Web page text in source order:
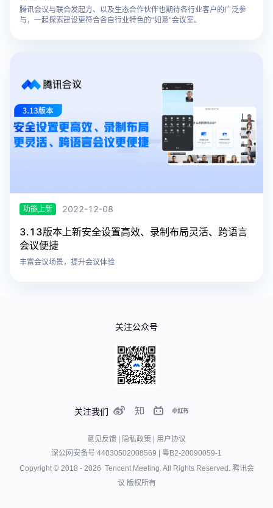
腾讯会议与联合发起方、以及生态合作伙伴也期待各行业客户的广泛参
与，一起探索建设更符合各自行业特色的“如意”会议室。
功能上新 2022-12-08
3.13版本上新安全设置高效、录制布局灵活、跨语言
会议便捷
丰富会议场景，提升会议体验
关注我们
关注公众号
意见反馈 隐私政策
用户协议
深公网安备号 44030502008569
粤B2-20090059-1
Copyright © 2018 - 2026 Tencent Meeting. All Rights Reserved. 腾讯会
议 版权所有